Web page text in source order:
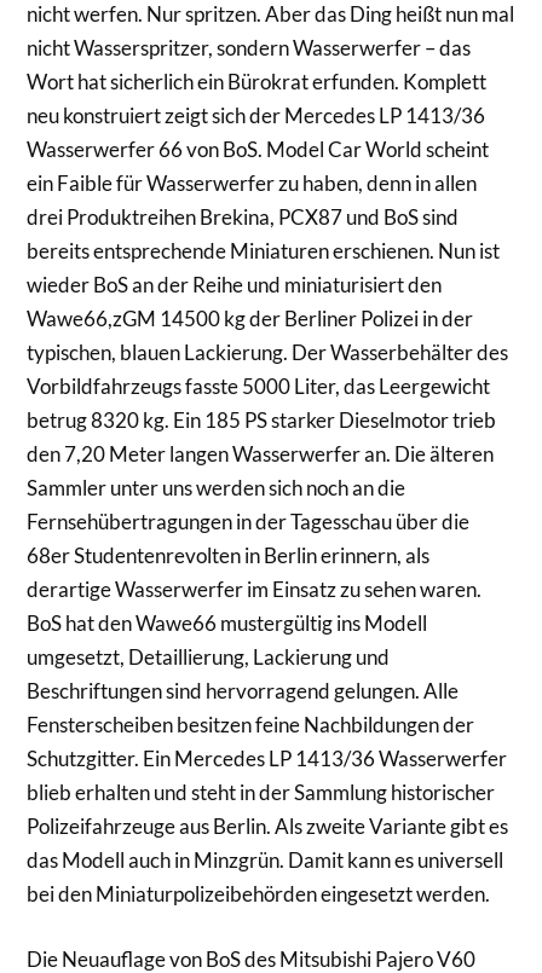
nicht werfen. Nur spritzen. Aber das Ding heißt nun mal
nicht Wasserspritzer, sondern Wasserwerfer – das
Wort hat sicherlich ein Bürokrat erfunden. Komplett
neu konstruiert zeigt sich der Mercedes LP 1413/36
Wasserwerfer 66 von BoS. Model Car World scheint
ein Faible für Wasserwerfer zu haben, denn in allen
drei Produktreihen Brekina, PCX87 und BoS sind
bereits entsprechende Miniaturen erschienen. Nun ist
wieder BoS an der Reihe und miniaturisiert den
Wawe66,zGM 14500 kg der Berliner Polizei in der
typischen, blauen Lackierung. Der Wasserbehälter des
Vorbildfahrzeugs fasste 5000 Liter, das Leergewicht
betrug 8320 kg. Ein 185 PS starker Dieselmotor trieb
den 7,20 Meter langen Wasserwerfer an. Die älteren
Sammler unter uns werden sich noch an die
Fernsehübertragungen in der Tagesschau über die
68er Studentenrevolten in Berlin erinnern, als
derartige Wasserwerfer im Einsatz zu sehen waren.
BoS hat den Wawe66 mustergültig ins Modell
umgesetzt, Detaillierung, Lackierung und
Beschriftungen sind hervorragend gelungen. Alle
Fensterscheiben besitzen feine Nachbildungen der
Schutzgitter. Ein Mercedes LP 1413/36 Wasserwerfer
blieb erhalten und steht in der Sammlung historischer
Polizeifahrzeuge aus Berlin. Als zweite Variante gibt es
das Modell auch in Minzgrün. Damit kann es universell
bei den Miniaturpolizeibehörden eingesetzt werden.
Die Neuauflage von BoS des Mitsubishi Pajero V60